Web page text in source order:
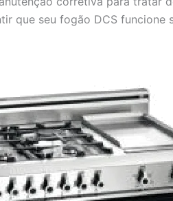
que seu fogão DCS funcione